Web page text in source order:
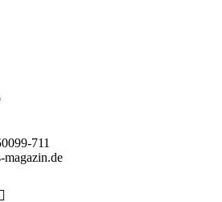
711